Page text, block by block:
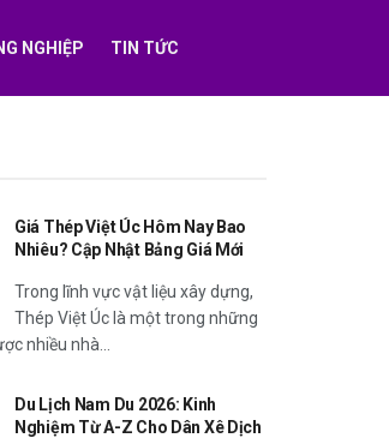
NGHIỆP TIN TỨC
Giá Thép Việt Úc Hôm Nay Bao
Nhiêu? Cập Nhật Bảng Giá Mới
Trong lĩnh vực vật liệu xây dựng,
Thép Việt Úc là một trong những
nhiều nhà...
Du Lịch Nam Du 2026: Kinh
Nghiệm Từ A-Z Cho Dân Xê Dịch